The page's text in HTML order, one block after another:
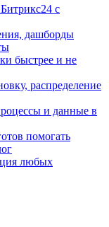
с
дашборды
быстрее и не
распределение
и данные в
помогать
любых